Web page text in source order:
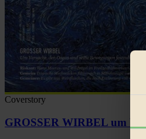
Coverstory
GROSSER WIRBEL um